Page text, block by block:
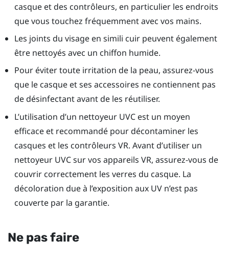
casque et des contrôleurs, en particulier les endroits
que vous touchez fréquemment avec vos mains.
Les joints du visage en simili cuir peuvent également
être nettoyés avec un chiffon humide.
Pour éviter toute irritation de la peau, assurez-vous
que le casque et ses accessoires ne contiennent pas
de désinfectant avant de les réutiliser.
L’utilisation d’un nettoyeur UVC est un moyen
efficace et recommandé pour décontaminer les
casques et les contrôleurs VR. Avant d’utiliser un
nettoyeur UVC sur vos appareils VR, assurez-vous de
couvrir correctement les verres du casque. La
décoloration due à l’exposition aux UV n’est pas
couverte par la garantie.
Ne pas faire